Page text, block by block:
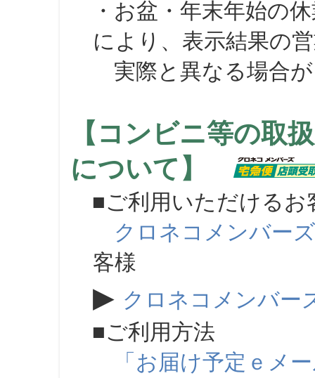
・お盆・年末年始の
により、表示結果の
実際と異なる場合が
【コンビニ等の取
について】
■ご利用いただけるお
クロネコメンバーズ
客様
▶ クロネコメンバー
■ご利用方法
「お届け予定ｅメ